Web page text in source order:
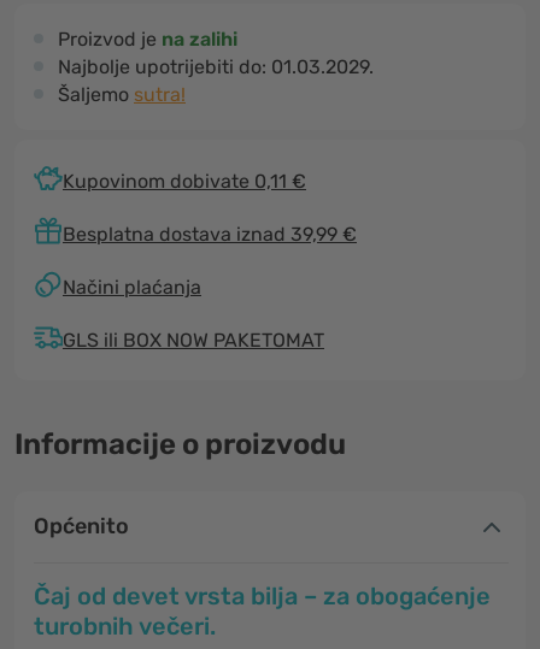
Proizvod je na zalihi
Najbolje upotrijebiti do: 01.03.2029.
Šaljemo sutra!
Kupovinom dobivate 0,11 €
Besplatna dostava iznad 39,99 €
Načini plaćanja
GLS ili BOX NOW PAKETOMAT
Informacije o proizvodu
Općenito
Čaj od devet vrsta bilja – za obogaćenje
turobnih večeri.